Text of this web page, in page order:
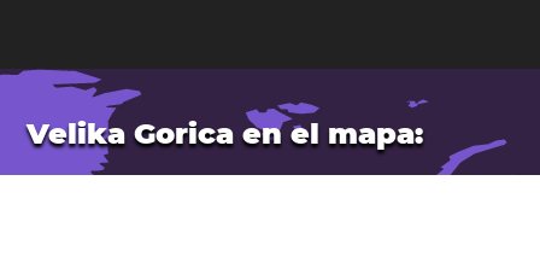
Velika Gorica en el mapa: